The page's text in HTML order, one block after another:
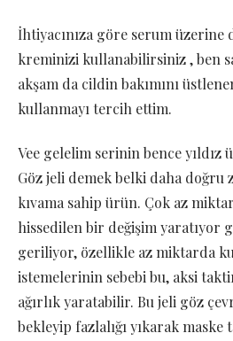
İhtiyacınıza göre serum
kreminizi kullanabilirsiniz , ben
akşam da cildin bakımını
kullanmayı tercih ettim.
Vee gelelim serinin bence yıldız
Göz jeli demek belki daha doğru
kıvama sahip ürün. Çok az
hissedilen bir değişim yaratıyor
geriliyor, özellikle az miktarda
istemelerinin sebebi bu, aksi
ağırlık yaratabilir. Bu jeli göz
bekleyip fazlalığı yıkarak